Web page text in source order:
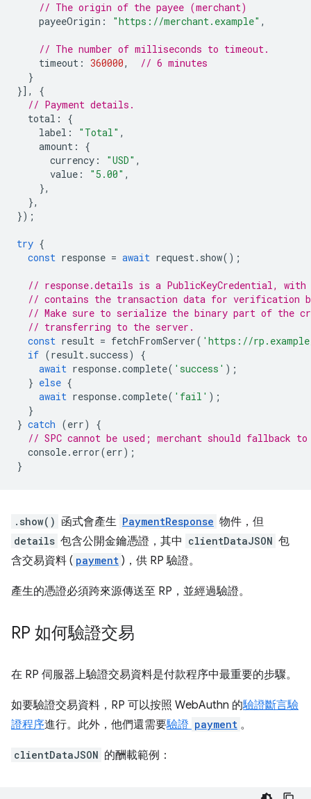
// The origin of the payee (merchant)
payeeOrigin : "https://merchant.example" ,
// The number of milliseconds to timeout.
timeout : 360000,
// 6 minutes
}
}],
{
// Payment details.
total :
{
label : "Total" ,
amount :
{
currency : "USD" ,
value : "5.00" ,
},
},
});
try {
const response = await request. show();
// response.details is a PublicKeyCredential, with
// contains the transaction data for verification
// Make sure to serialize the binary part of the
// transferring to the server.
const result = fetchFromServer( 'https://
if (result. success)
{
await response.complete( 'success' );
} else {
await response.complete( 'fail' );
}
} catch (err)
{
// SPC cannot be used; merchant should fallback
console. error(err);
}
.show() 函式會產生 PaymentResponse 物件，但
details 包含公開金鑰憑證，其中 clientDataJSON 包
含交易資料 ( payment )，供 RP 驗證。
產生的憑證必須跨來源傳送至 RP，並經過驗證。
RP 如何驗證交易
在 RP 伺服器上驗證交易資料是付款程序中最重要的步驟。
如要驗證交易資料，RP 可以按照 WebAuthn 的驗證斷言驗
證程序進行。此外，他們還需要驗證 payment 。
clientDataJSON 的酬載範例：